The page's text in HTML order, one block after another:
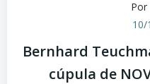
Por
10/
Bernhard
cúpula de